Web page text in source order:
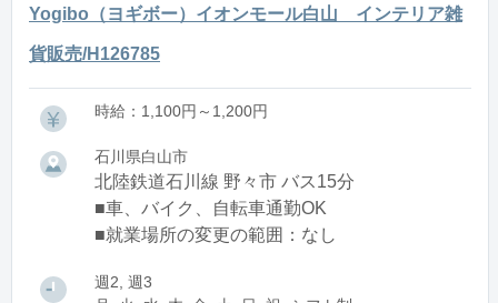
Yogibo（ヨギボー）イオンモール白山 インテリア雑
貨販売/H126785
時給：1,100円～1,200円
石川県白山市
北陸鉄道石川線 野々市 バス15分
■車、バイク、自転車通勤OK
■就業場所の変更の範囲：なし
週2, 週3